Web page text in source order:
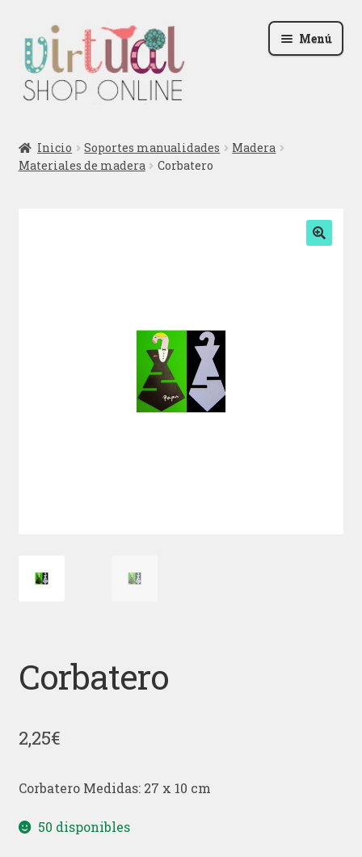
la
navegación
al
contenido
Menú
Podcast
Inicio Soportes manualidades
Madera
Materiales de madera
Corbatero
Corbatero
2,25€
Corbatero Medidas: 27 x 10 cm
50 disponibles